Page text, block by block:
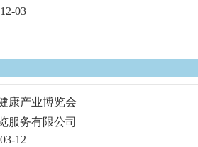
03
康产业博览会
服务有限公司
12